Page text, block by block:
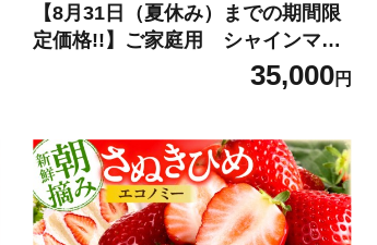
【8月31日（夏休み）までの期間限
定価格!!】ご家庭用 シャインマス
カット まんでがん 約4.9kg | シ
ャインマスカット マスカット ぶど
限定 新鮮 くだもの 国産 ギフト お
裾分け 旬 人気 種なし 皮ごと食べら
れる ジューシー 糖度が高い 先行受
付 先行予約 季節限定 おすすめ 旬の
35,000円